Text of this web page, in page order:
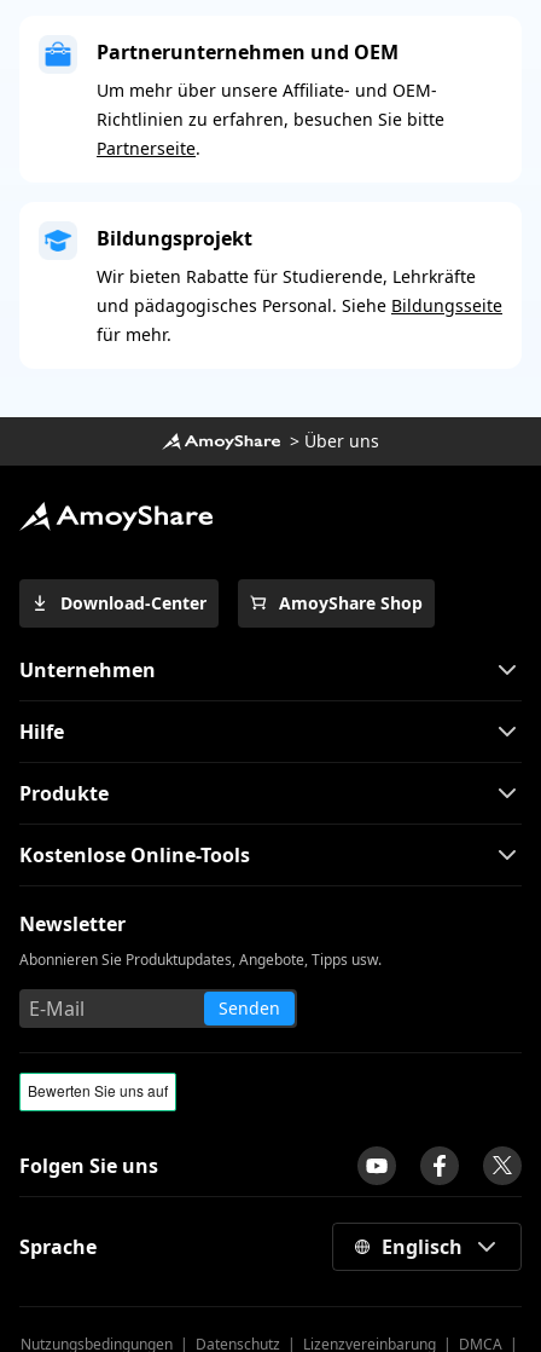
Partnerunternehmen und OEM
Um mehr über unsere Affiliate- und OEM-
Richtlinien zu erfahren, besuchen Sie bitte
Partnerseite.
Bildungsprojekt
Wir bieten Rabatte für Studierende, Lehrkräfte
und pädagogisches Personal. Siehe Bildungsseite
für mehr.
> Über uns
Download-Center AmoyShare Shop
Unternehmen
Hilfe
Produkte
Kostenlose Online-Tools
Newsletter
Abonnieren Sie Produktupdates, Angebote, Tipps usw.
Senden
Folgen Sie uns
Sprache Englisch
Nutzungsbedingungen| Datenschutz | Lizenzvereinbarung| DMCA|